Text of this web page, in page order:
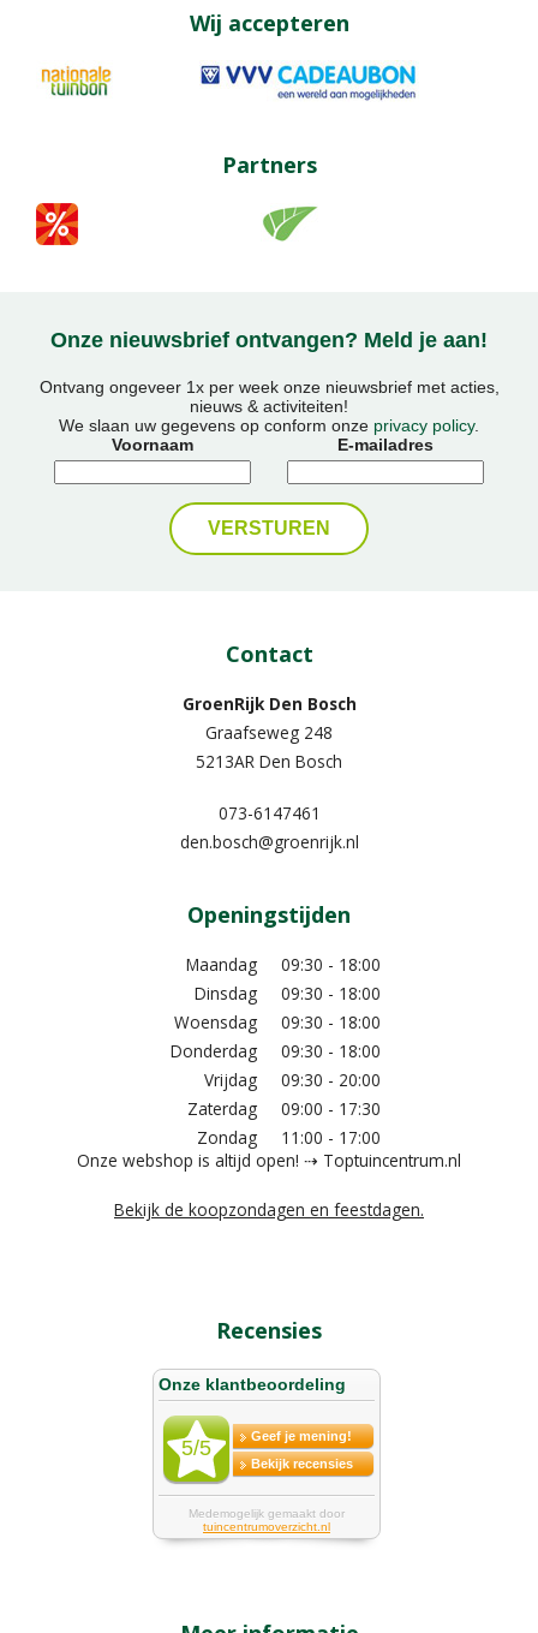
Wij accepteren
Partners
Onze nieuwsbrief ontvangen? Meld je aan!
Ontvang ongeveer 1x per week onze nieuwsbrief met acties,
nieuws & activiteiten!
We slaan uw gegevens op conform onze privacy policy.
Voornaam
E-mailadres
Contact
GroenRijk Den Bosch
Graafseweg 248
5213AR Den Bosch
073-6147461
den.bosch@groenrijk.nl
Openingstijden
Maandag
09:30 - 18:00
Dinsdag
09:30 - 18:00
Woensdag
09:30 - 18:00
Donderdag
09:30 - 18:00
Vrijdag
09:30 - 20:00
Zaterdag
09:00 - 17:30
Zondag
11:00 - 17:00
Onze webshop is altijd open! ⇢ Toptuincentrum.nl
Bekijk de koopzondagen en feestdagen.
Recensies